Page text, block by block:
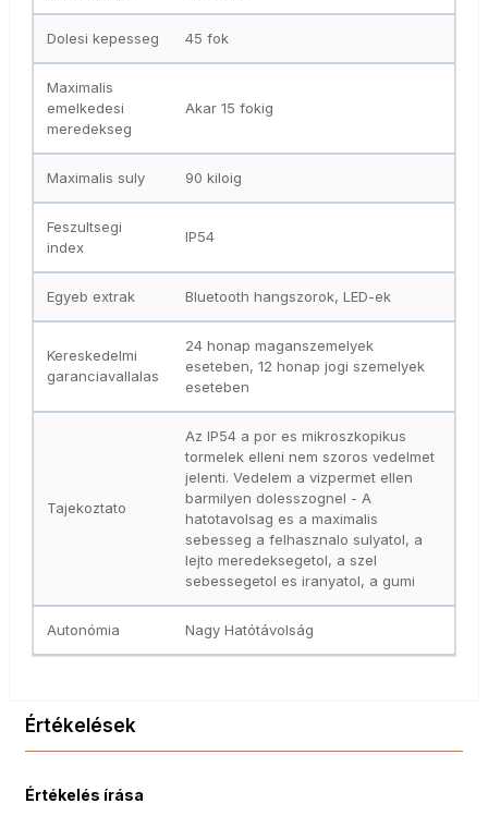
Dolesi kepesseg 45 fok
Maximalis
emelkedesi
meredekseg
Akar 15 fokig
Maximalis suly 90 kiloig
Feszultsegi
index
IP54
Egyeb extrak Bluetooth hangszorok, LED-ek
Kereskedelmi
garanciavallalas
24 honap maganszemelyek
eseteben, 12 honap jogi szemelyek
eseteben
Tajekoztato
Az IP54 a por es mikroszkopikus
tormelek elleni nem szoros vedelmet
jelenti. Vedelem a vizpermet ellen
barmilyen dolesszognel - A
hatotavolsag es a maximalis
sebesseg a felhasznalo sulyatol, a
lejto meredeksegetol, a szel
sebessegetol es iranyatol, a gumi
Autonómia Nagy Hatótávolság
Értékelések
Értékelés írása